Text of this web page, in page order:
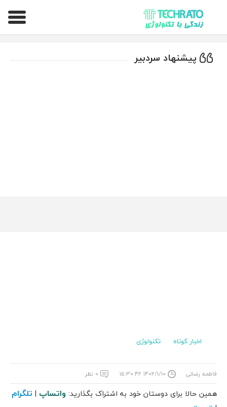
تکراتو – زندگی با تکنولوژی
پیشنهاد سردبیر
اخبار کوتاه تکنولوژی
فاطمه رضائی ۱۴۰۲/۱/۱۰ ۱۵:۳۰:۴۲ ۰ نظر
همین حالا برای دوستان خود به اشتراک بگذارید: واتساپ | تلگرام